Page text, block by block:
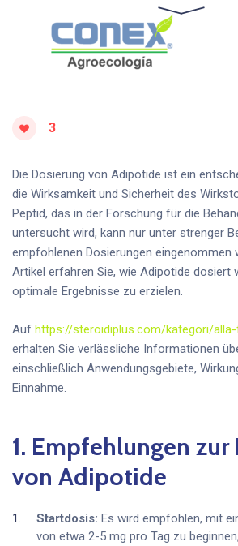
3
Die Dosierung von Adipotide ist ein
die Wirksamkeit und Sicherheit des
Peptid, das in der Forschung für die
untersucht wird, kann nur unter strenger
empfohlenen Dosierungen eingenommen
Artikel erfahren Sie, wie Adipotide dosiert
optimale Ergebnisse zu erzielen.
Auf https://steroidiplus.com/kategori/
erhalten Sie verlässliche Informationen
einschließlich Anwendungsgebiete,
Einnahme.
1. Empfehlungen
von Adipotide
Startdosis: Es wird empfohlen, mit
von etwa 2-5 mg pro Tag zu